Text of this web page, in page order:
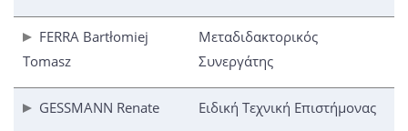
FERRA Bartłomiej
Tomasz
Μεταδιδακτορικός
Συνεργάτης
GESSMANN Renate Ειδική Τεχνική Επιστήμονας